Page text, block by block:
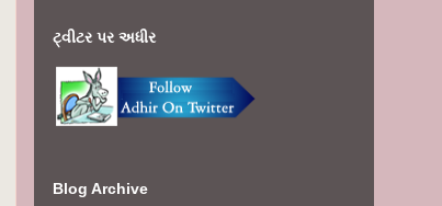
ટ્વીટર પર અધીર
Blog Archive